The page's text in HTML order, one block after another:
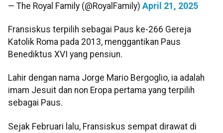
— The Royal Family (@RoyalFamily) April 21, 2025
Fransiskus terpilih sebagai Paus ke-266 Gereja
Katolik Roma pada 2013, menggantikan Paus
Benediktus XVI yang pensiun.
Lahir dengan nama Jorge Mario Bergoglio, ia adalah
imam Jesuit dan non Eropa pertama yang terpilih
sebagai Paus.
Sejak Februari lalu, Fransiskus sempat dirawat di